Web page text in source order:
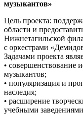
музыкантов»
Цель проекта:
области и
Нижнетагильской
с оркестрами
Задачами проекта
• совершенствование
музыкантов;
• популяризация и
наследия;
• расширение
учебными